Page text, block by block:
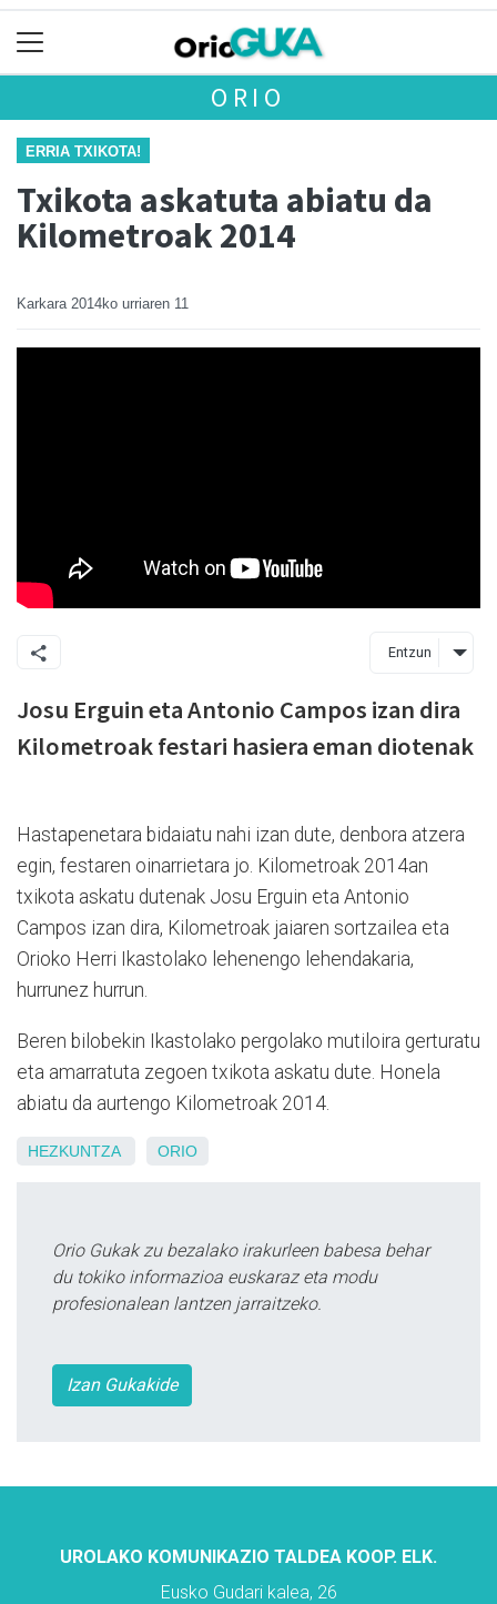
ORIO
ERRIA TXIKOTA!
Txikota askatuta abiatu da
Kilometroak 2014
Karkara 2014ko urriaren 11
Entzun
Josu Erguin eta Antonio Campos izan dira
Kilometroak festari hasiera eman diotenak
Hastapenetara bidaiatu nahi izan dute, denbora atzera
egin, festaren oinarrietara jo. Kilometroak 2014an
txikota askatu dutenak Josu Erguin eta Antonio
Campos izan dira, Kilometroak jaiaren sortzailea eta
Orioko Herri Ikastolako lehenengo lehendakaria,
hurrunez hurrun.
Beren bilobekin Ikastolako pergolako mutiloira gerturatu
eta amarratuta zegoen txikota askatu dute. Honela
abiatu da aurtengo Kilometroak 2014.
HEZKUNTZA ORIO
Orio Gukak zu bezalako irakurleen babesa behar
du tokiko informazioa euskaraz eta modu
profesionalean lantzen jarraitzeko.
Izan Gukakide
UROLAKO KOMUNIKAZIO TALDEA KOOP. ELK.
Eusko Gudari kalea, 26